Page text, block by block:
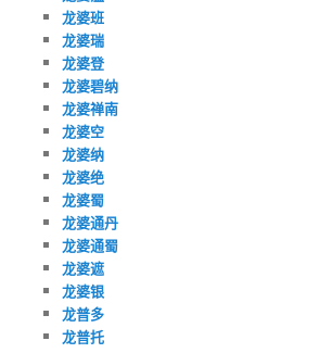
龙婆班
龙婆瑞
龙婆登
龙婆碧纳
龙婆禅南
龙婆空
龙婆纳
龙婆绝
龙婆蜀
龙婆通丹
龙婆通蜀
龙婆遮
龙婆银
龙普多
龙普托